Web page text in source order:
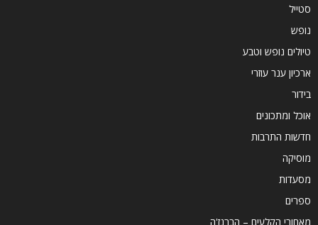
סטייל
נופש
טיולים נופש וטבע
ארכיון ענר עוזרי
בידור
אוכל ומתכונים
חדשות התרבות
מוסיקה
מסעדות
ספרים
מאחורי הקלעים – הברנז'ה